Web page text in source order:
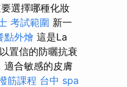
選擇哪種化妝
考試範圍 新一
點外燴 這是La
置信的防曬抗衰
適合敏感的皮膚
筋課程 台中 spa